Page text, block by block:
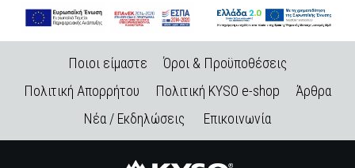
Ποιοι είμαστε
Όροι & Προϋποθέσεις
Πολιτική Απορρήτου
Πολιτική KYSO e-shop
Άρθρα
Νέα / Εκδηλώσεις
Επικοινωνία